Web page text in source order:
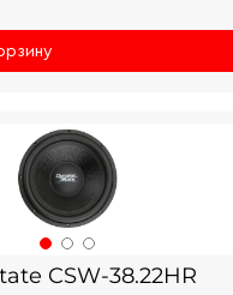
CSW-38.22HR